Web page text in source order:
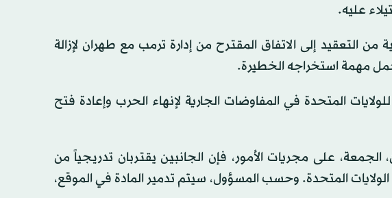
عليه.
التعقيد إلى الاتفاق المقترح من إدارة ترمب مع طهران لإزالة
مهمة استخراجه الخطيرة.
المتحدة في المفاوضات الجارية لإنهاء الحرب وإعادة فتح
على مجريات الأمور، فإن الجانبين يقتربان تدريجياً من
المتحدة. وحسب المسؤول، سيتم تدمير المادة في الموقع،